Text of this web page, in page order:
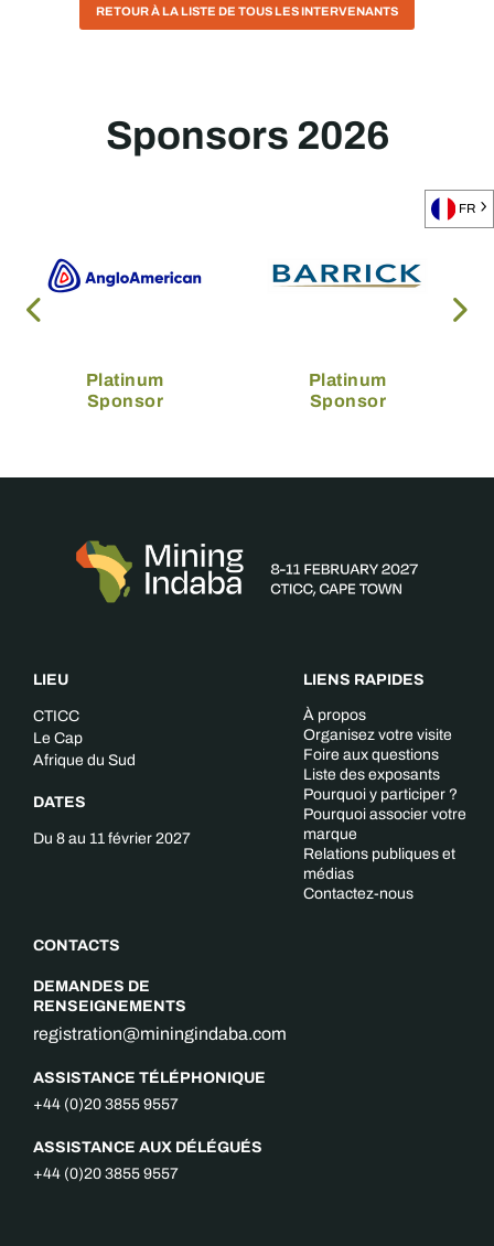
RETOUR À LA LISTE DE TOUS LES INTERVENANTS
Sponsors 2026
Platinum
Sponsor
Platinum
Sponsor
LIEU
CTICC
Le Cap
Afrique du Sud
DATES
Du 8 au 11 février 2027
CONTACTS
DEMANDES DE
RENSEIGNEMENTS
registration@miningindaba.com
ASSISTANCE TÉLÉPHONIQUE
+44 (0)20 3855 9557
ASSISTANCE AUX DÉLÉGUÉS
+44 (0)20 3855 9557
LIENS RAPIDES
À propos
Organisez votre visite
Foire aux questions
Liste des exposants
Pourquoi y participer ?
Pourquoi associer votre
marque
Relations publiques et
médias
Contactez-nous
FR